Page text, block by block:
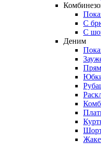
С
С
Деним